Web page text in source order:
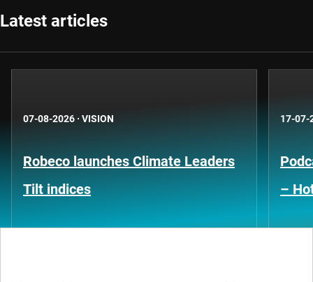
Latest articles
07-08-2026 · VISION
Robeco launches Climate Leaders
Tilt indices
17-07-
–